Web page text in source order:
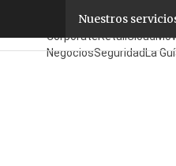
Nuestros
FabricantesMayoristas
CorporateRetailCloud
NegociosSeguridadLa